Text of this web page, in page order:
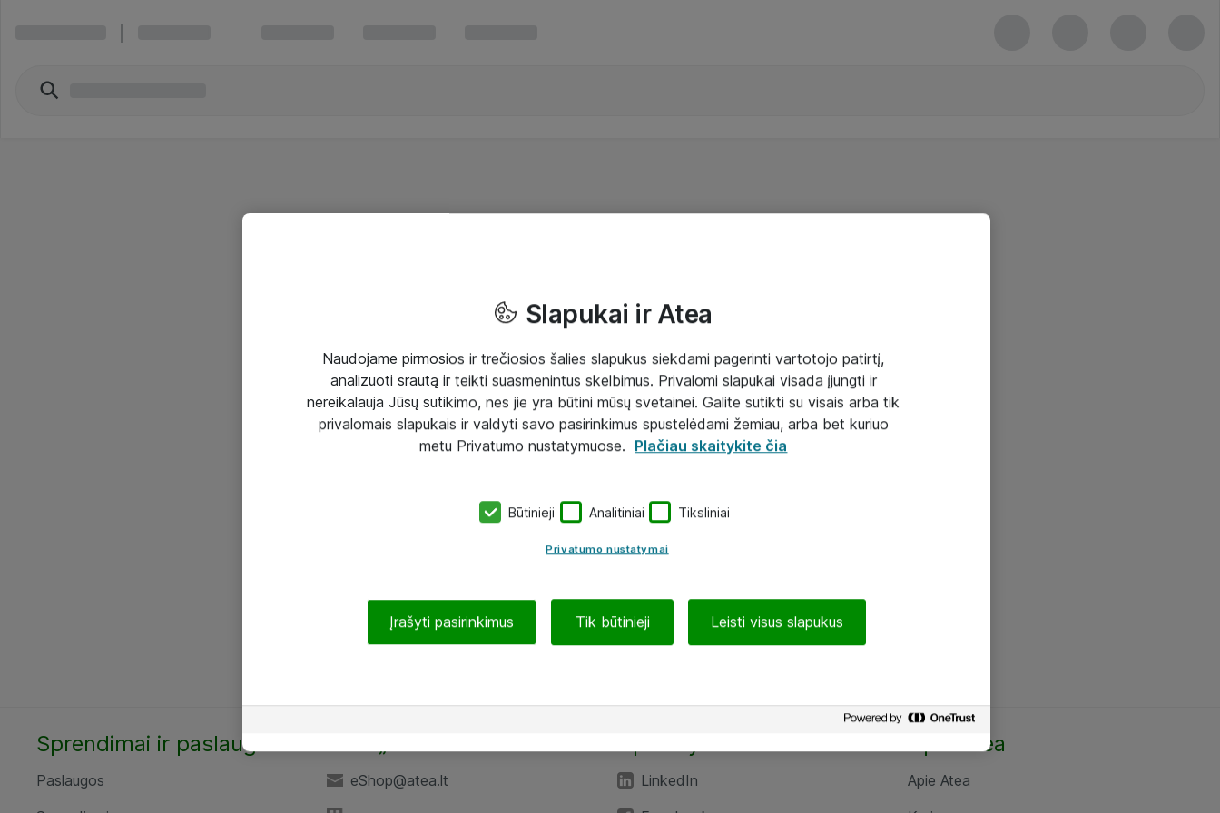
Sprendimai ir paslaugos
Paslaugos
eShop@atea.lt
LinkedIn
Apie Atea
Apie Atea
Slapukai ir Atea
Naudojame pirmosios ir trečiosios šalies slapukus siekdami pagerinti vartotojo patirtį,
analizuoti srautą ir teikti suasmenintus skelbimus. Privalomi slapukai visada įjungti ir
nereikalauja Jūsų sutikimo, nes jie yra būtini mūsų svetainei. Galite sutikti su visais arba tik
privalomais slapukais ir valdyti savo pasirinkimus spustelėdami žemiau, arba bet kuriuo
metu Privatumo nustatymuose. Plačiau skaitykite čia
Būtinieji Analitiniai Tiksliniai
Privatumo nustatymai
Įrašyti pasirinkimus Tik būtinieji Leisti visus slapukus